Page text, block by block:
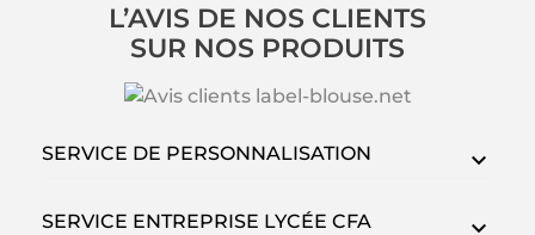
L’AVIS DE NOS CLIENTS
SUR NOS PRODUITS
SERVICE DE PERSONNALISATION
SERVICE ENTREPRISE LYCÉE CFA